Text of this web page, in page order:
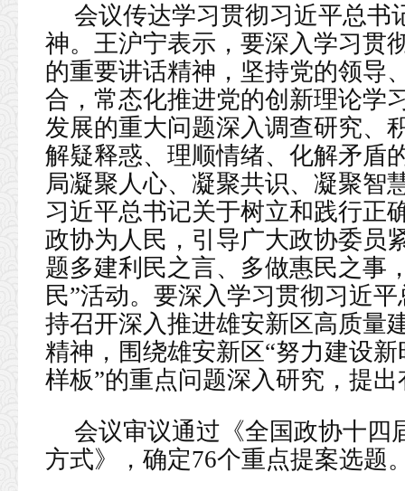
会议传达学习贯彻习近平总书
神。王沪宁表示，要深入学习贯
的重要讲话精神，坚持党的领导
合，常态化推进党的创新理论学
发展的重大问题深入调查研究、
解疑释惑、理顺情绪、化解矛盾
局凝聚人心、凝聚共识、凝聚智
习近平总书记关于树立和践行正
政协为人民，引导广大政协委员
题多建利民之言、多做惠民之事
民”活动。要深入学习贯彻习近
持召开深入推进雄安新区高质量
精神，围绕雄安新区“努力建设
样板”的重点问题深入研究，提
会议审议通过《全国政协十四
方式》，确定76个重点提案选题